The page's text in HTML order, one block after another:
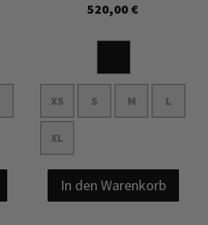
520,00 €
XS S M L
XL
In den Warenkorb